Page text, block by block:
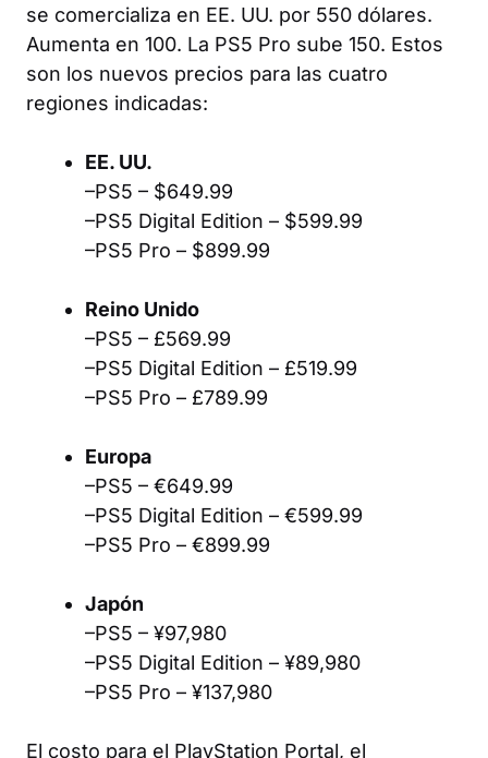
se comercializa en EE. UU. por 550 dólares.
Aumenta en 100. La PS5 Pro sube 150. Estos
son los nuevos precios para las cuatro
regiones indicadas:
EE. UU.
–PS5 – $649.99
–PS5 Digital Edition – $599.99
–PS5 Pro – $899.99
Reino Unido
–PS5 – £569.99
–PS5 Digital Edition – £519.99
–PS5 Pro – £789.99
Europa
–PS5 – €649.99
–PS5 Digital Edition – €599.99
–PS5 Pro – €899.99
Japón
–PS5 – ¥97,980
–PS5 Digital Edition – ¥89,980
–PS5 Pro – ¥137,980
El costo para el PlayStation Portal, el